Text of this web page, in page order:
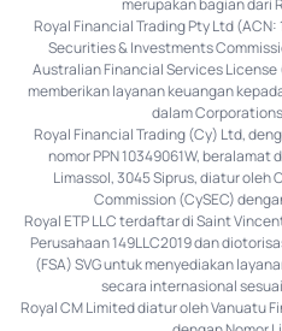
merupakan bagian dari
Royal Financial Trading Pty Ltd
Securities & Investments
Australian Financial Services License
memberikan layanan keuangan
dalam
Royal Financial Trading (Cy) Ltd,
nomor PPN 10349061W, beralamat
Limassol, 3045 Siprus, diatur oleh
Commission (CySEC)
Royal ETP LLC terdaftar di Saint
Perusahaan 149LLC2019 dan
(FSA) SVG untuk menyediakan
secara internasional
Royal CM Limited diatur oleh Vanuatu